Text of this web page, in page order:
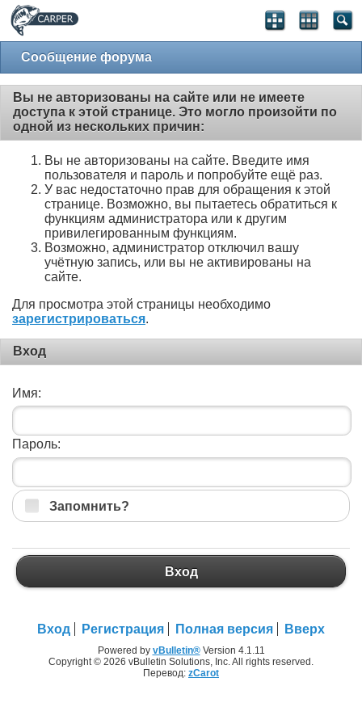
Сообщение форума
Вы не авторизованы на сайте или не имеете
доступа к этой странице. Это могло произойти по
одной из нескольких причин:
Вы не авторизованы на сайте. Введите имя
пользователя и пароль и попробуйте ещё раз.
У вас недостаточно прав для обращения к этой
странице. Возможно, вы пытаетесь обратиться к
функциям администратора или к другим
привилегированным функциям.
Возможно, администратор отключил вашу
учётную запись, или вы не активированы на
сайте.
Для просмотра этой страницы необходимо
зарегистрироваться.
Вход
Имя:
Пароль:
Запомнить?
Вход
Вход Регистрация Полная версия Вверх
Powered by vBulletin®Version 4.1.11
Copyright © 2026 vBulletin Solutions, Inc. All rights reserved.
Перевод: zCarot